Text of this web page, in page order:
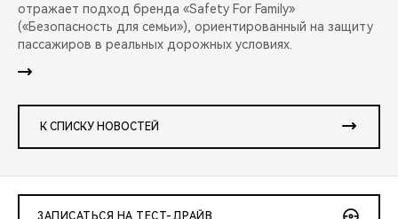
отражает подход бренда «Safety For Family»
(«Безопасность для семьи»), ориентированный на защиту
пассажиров в реальных дорожных условиях.
К СПИСКУ НОВОСТЕЙ